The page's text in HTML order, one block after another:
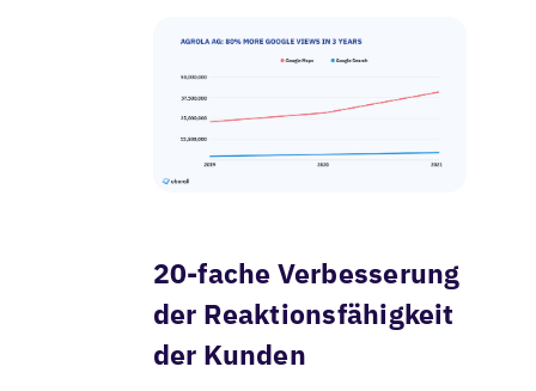
20-fache Verbesserung
der Reaktionsfähigkeit
der Kunden